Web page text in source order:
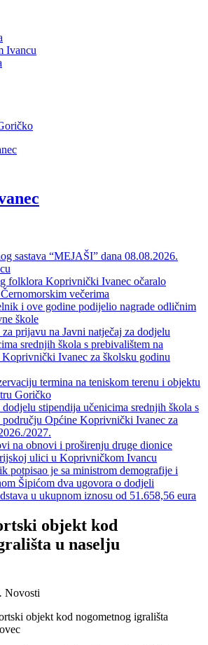
Ivancu
sastava “MEJAŠI” dana 08.08.2026.
folklora Koprivnički Ivanec očaralo
večerima
i ove godine podijelio nagrade odličnim
škole
prijavu na Javni natječaj za dodjelu
srednjih škola s prebivalištem na
Ivanec za školsku godinu
termina na teniskom terenu i objektu
Goričko
dodjelu stipendija učenicima srednjih škola s
području Općine Koprivnički Ivanec za
2027.
na obnovi i proširenju druge dionice
ulici u Koprivničkom Ivancu
potpisao je sa ministrom demografije i
Šipićom dva ugovora o dodjeli
u ukupnom iznosu od 51.658,56 eura
objekt kod
u naselju
Novosti